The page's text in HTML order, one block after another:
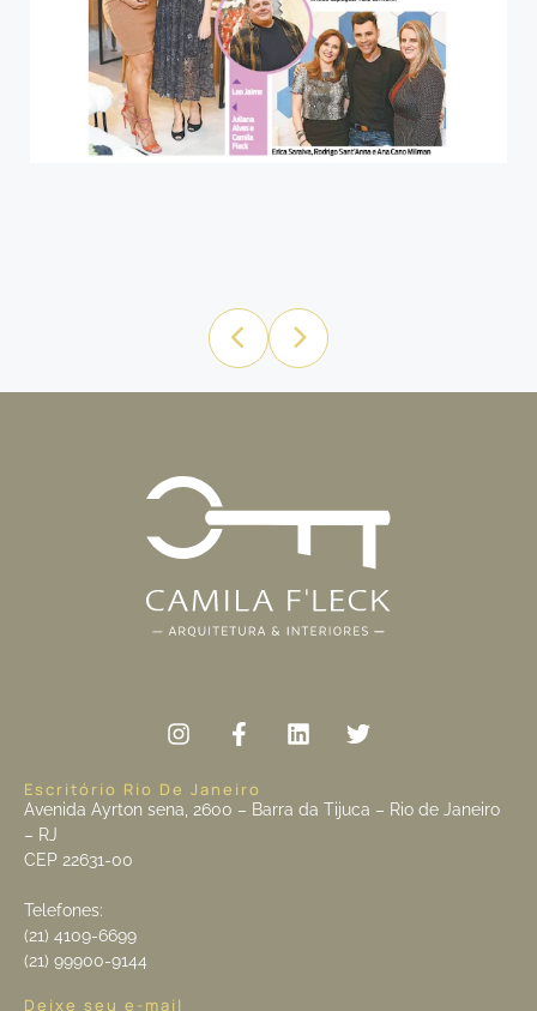
Escritório Rio De Janeiro
Avenida Ayrton sena, 2600 – Barra da Tijuca – Rio de Janeiro
– RJ
CEP 22631-00
Telefones:
(21) 4109-6699
(21) 99900-9144
Deixe seu e-mail